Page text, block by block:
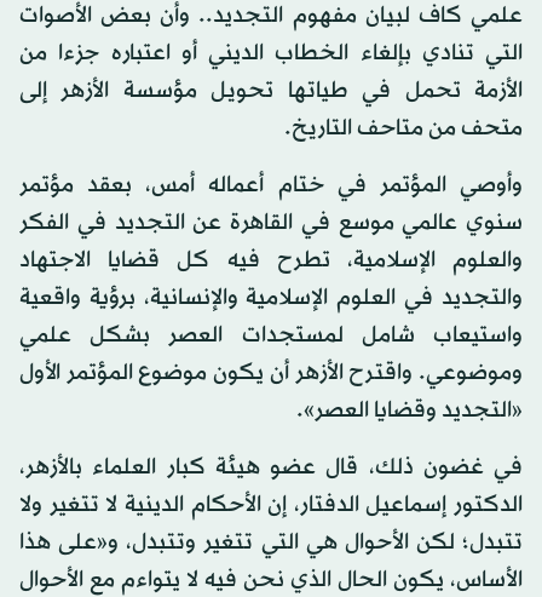
علمي كاف لبيان مفهوم التجديد.. وأن بعض الأصوات
التي تنادي بإلغاء الخطاب الديني أو اعتباره جزءا من
الأزمة تحمل في طياتها تحويل مؤسسة الأزهر إلى
متحف من متاحف التاريخ.
وأوصي المؤتمر في ختام أعماله أمس، بعقد مؤتمر
سنوي عالمي موسع في القاهرة عن التجديد في الفكر
والعلوم الإسلامية، تطرح فيه كل قضايا الاجتهاد
والتجديد في العلوم الإسلامية والإنسانية، برؤية واقعية
واستيعاب شامل لمستجدات العصر بشكل علمي
وموضوعي. واقترح الأزهر أن يكون موضوع المؤتمر الأول
«التجديد وقضايا العصر».
في غضون ذلك، قال عضو هيئة كبار العلماء بالأزهر،
الدكتور إسماعيل الدفتار، إن الأحكام الدينية لا تتغير ولا
تتبدل؛ لكن الأحوال هي التي تتغير وتتبدل، و«على هذا
الأساس، يكون الحال الذي نحن فيه لا يتواءم مع الأحوال